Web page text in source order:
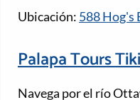
Ubicación: 588 Hog's
Palapa Tours
Navega por el río